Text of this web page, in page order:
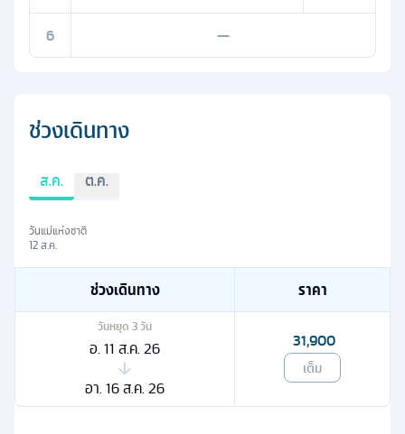
6
—
ช่วงเดินทาง
ส.ค. ต.ค.
วันแม่แห่งชาติ
12 ส.ค.
ช่วงเดินทาง ราคา
วันหยุด 3วัน
อ. 11 ส.ค. 26
อา. 16 ส.ค. 26
31,900
เต็ม